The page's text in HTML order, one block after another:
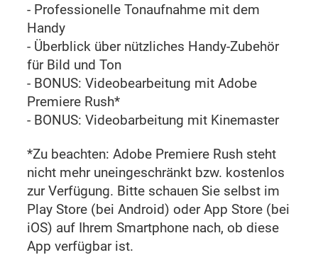
- Professionelle Tonaufnahme mit dem
Handy
- Überblick über nützliches Handy-Zubehör
für Bild und Ton
- BONUS: Videobearbeitung mit Adobe
Premiere Rush*
- BONUS: Videobarbeitung mit Kinemaster
*Zu beachten: Adobe Premiere Rush steht
nicht mehr uneingeschränkt bzw. kostenlos
zur Verfügung. Bitte schauen Sie selbst im
Play Store (bei Android) oder App Store (bei
iOS) auf Ihrem Smartphone nach, ob diese
App verfügbar ist.